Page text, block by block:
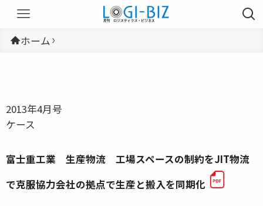
ホーム
2013年4月号
ケース
富士重工業 生産物流 工場スペースの制約をJIT物流
で克服協力会社の拠点で生産と搬入を同期化